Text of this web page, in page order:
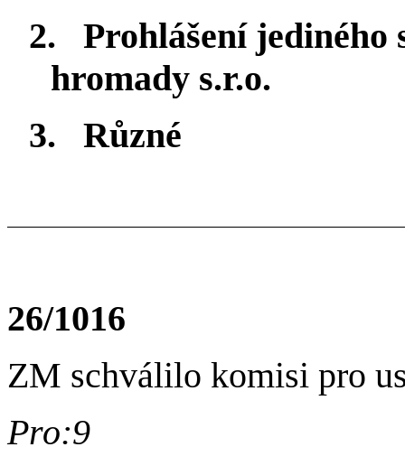
2.
Prohlášení jediného
hromady s.r.o.
3.
Různé
26/1016
ZM schválilo komisi pro
Pro:9